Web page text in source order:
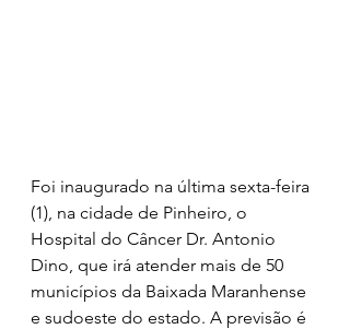
Foi inaugurado na última sexta-feira
(1), na cidade de Pinheiro, o
Hospital do Câncer Dr. Antonio
Dino, que irá atender mais de 50
municípios da Baixada Maranhense
e sudoeste do estado. A previsão é